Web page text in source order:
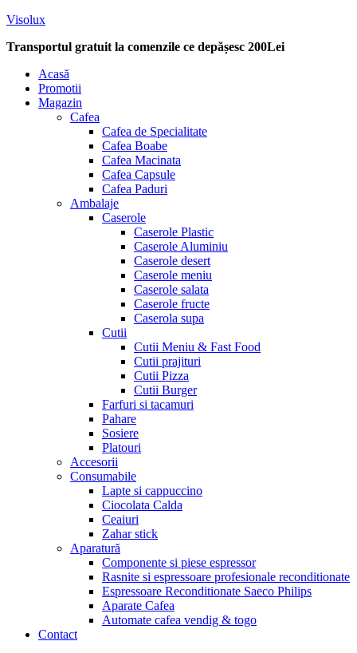
Visolux
Transportul gratuit la comenzile ce depășesc 200Lei
Menu
Acasă
Promotii
Magazin
Cafea
Cafea de Specialitate
Cafea Boabe
Cafea Macinata
Cafea Capsule
Cafea Paduri
Ambalaje
Caserole
Caserole Plastic
Caserole Aluminiu
Caserole desert
Caserole meniu
Caserole salata
Caserole fructe
Caserola supa
Cutii
Cutii Meniu & Fast Food
Cutii prajituri
Cutii Pizza
Cutii Burger
Farfuri si tacamuri
Pahare
Sosiere
Platouri
Accesorii
Consumabile
Lapte si cappuccino
Ciocolata Calda
Ceaiuri
Zahar stick
Aparatură
Componente si piese espressor
Rasnite si espressoare profesionale reconditionate
Espressoare Reconditionate Saeco Philips
Aparate Cafea
Automate cafea vendig & togo
Contact